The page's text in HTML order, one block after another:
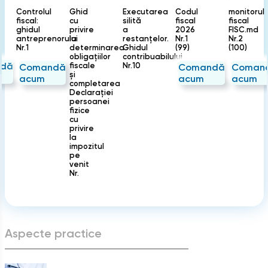
Controlul
fiscal:
ghidul
antreprenorului
Nr.1
Comandă
acum
Ghid
cu
privire
la
determinarea
obligațiilor
fiscale
și
completarea
Declarației
persoanei
fizice
cu
privire
la
impozitul
pe
venit
Nr.
Executarea
silită
a
restanțelor.
Ghidul
contribuabilului
Nr.10
Codul
fiscal
2026
Nr.1
(99)
Comandă
acum
monitorul
fiscal
FISC.md
Nr.2
(100)
acum
Aspecte practice